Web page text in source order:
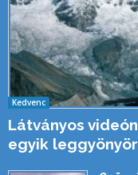
Kedvenc
Látványos
egyik